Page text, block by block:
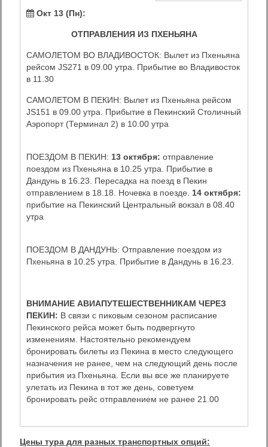
Окт 13 (Пн):
ОТПРАВЛЕНИЯ ИЗ ПХЕНЬЯНА
САМОЛЕТОМ ВО ВЛАДИВОСТОК: Вылет из Пхеньяна
рейсом JS271 в 09.00 утра. Прибытие во Владивосток
в 11.30
САМОЛЕТОМ В ПЕКИН: Вылет из Пхеньяна рейсом
JS151 в 09.00 утра. Прибытие в Пекинский Столичный
Аэропорт (Терминал 2) в 10.00 утра
ПОЕЗДОМ В ПЕКИН: 13 октября: отправление
поездом из Пхеньяна в 10.25 утра. Прибытие в
Дандунь в 16.23. Пересадка на поезд в Пекин
отправлением в 18.18. Ночевка в поезде. 14 октября:
прибытие на Пекинский Центральный вокзал в 08.40
утра
ПОЕЗДОМ В ДАНДУНЬ: Отправление поездом из
Пхеньяна в 10.25 утра. Прибытие в Дандунь в 16.23.
ВНИМАНИЕ АВИАПУТЕШЕСТВЕННИКАМ ЧЕРЕЗ
ПЕКИН: В связи с пиковым сезоном расписание
Пекинского рейса может быть подвергнуто
изменениям. Настоятельно рекомендуем
бронировать билеты из Пекина в место следующего
назначения не ранее, чем на следующий день после
прибытия из Пхеньяна. Если вы все же планируете
улетать из Пекина в тот же день, советуем
бронировать рейс отправлением не ранее 21.00
Цены тура для разных транспортных опций: